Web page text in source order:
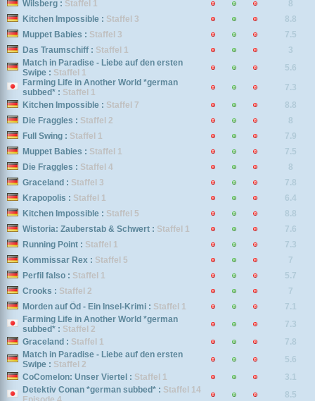
Wilsberg : Staffel 1
8
Kitchen Impossible : Staffel 3
8.8
Muppet Babies : Staffel 3
7.5
Das Traumschiff : Staffel 1
3
Match in Paradise - Liebe auf den ersten
Swipe : Staffel 1
5.6
Farming Life in Another World *german
subbed* : Staffel 1
7.3
Kitchen Impossible : Staffel 7
8.8
Die Fraggles : Staffel 2
8
Full Swing : Staffel 1
7.9
Muppet Babies : Staffel 1
7.5
Die Fraggles : Staffel 4
8
Graceland : Staffel 3
7.8
Krapopolis : Staffel 1
6.4
Kitchen Impossible : Staffel 5
8.8
Wistoria: Zauberstab & Schwert : Staffel 1
7.6
Running Point : Staffel 1
7.3
Kommissar Rex : Staffel 5
7
Perfil falso : Staffel 1
5.7
Crooks : Staffel 2
7
Morden auf Öd - Ein Insel-Krimi : Staffel 1
7.1
Farming Life in Another World *german
subbed* : Staffel 2
7.3
Graceland : Staffel 1
7.8
Match in Paradise - Liebe auf den ersten
Swipe : Staffel 2
5.6
CoComelon: Unser Viertel : Staffel 1
3.1
Detektiv Conan *german subbed* : Staffel 14
8.5